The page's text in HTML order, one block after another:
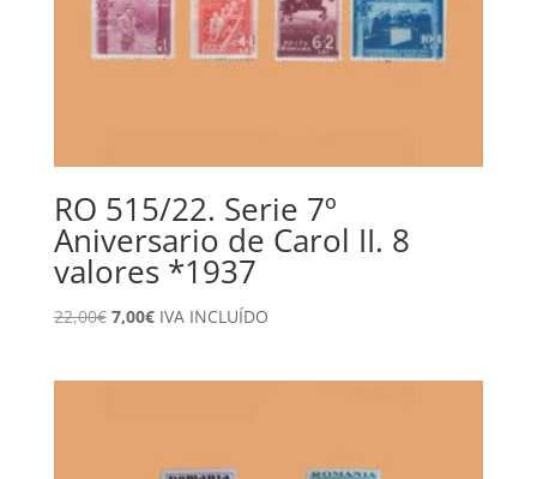
RO 515/22. Serie 7º
Aniversario de Carol II. 8
valores *1937
22,00€ El
7,00€ElIVA INCLUÍDO